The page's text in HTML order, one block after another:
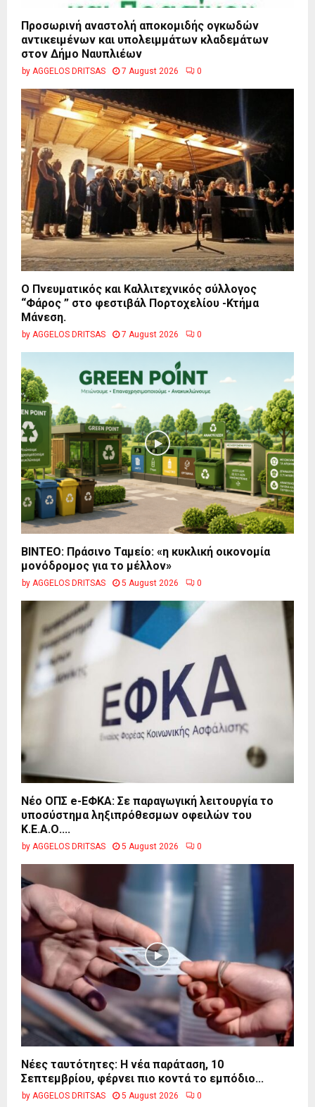
Προσωρινή αναστολή αποκομιδής ογκωδών
αντικειμένων και υπολειμμάτων κλαδεμάτων
στον Δήμο Ναυπλιέων
by AGGELOS DRITSAS 7 August 2026 0
Ο Πνευματικός και Καλλιτεχνικός σύλλογος
“Φάρος ” στο φεστιβάλ Πορτοχελίου -Κτήμα
Μάνεση.
by AGGELOS DRITSAS 7 August 2026 0
BINTEO: Πράσινο Ταμείο: «η κυκλική οικονομία
μονόδρομος για το μέλλον»
by AGGELOS DRITSAS 5 August 2026 0
Νέο ΟΠΣ e-ΕΦΚΑ: Σε παραγωγική λειτουργία το
υποσύστημα ληξιπρόθεσμων οφειλών του
Κ.Ε.Α.Ο....
by AGGELOS DRITSAS 5 August 2026 0
Νέες ταυτότητες: Η νέα παράταση, 10
Σεπτεμβρίου, φέρνει πιο κοντά το εμπόδιο...
by AGGELOS DRITSAS 5 August 2026 0